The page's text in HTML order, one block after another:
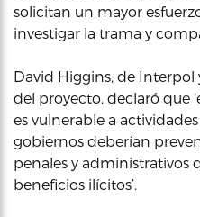
solicitan un mayor
investigar la trama y
David Higgins, de
del proyecto, declaró que
es vulnerable a
gobiernos deberían
penales y administrativos
beneficios ilícitos’.